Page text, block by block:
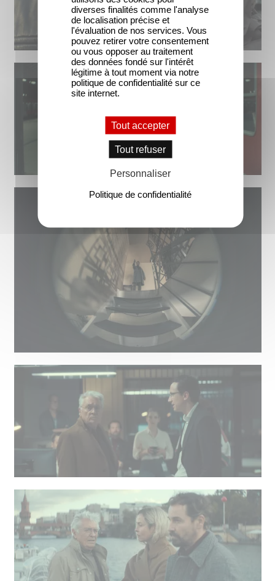
diverses finalités comme l'analyse
de localisation précise et
l'évaluation de nos services. Vous
pouvez retirer votre consentement
ou vous opposer au traitement
des données fondé sur l'intérêt
légitime à tout moment via notre
politique de confidentialité sur ce
site internet.
Tout accepter
Tout refuser
Personnaliser
Politique de confidentialité